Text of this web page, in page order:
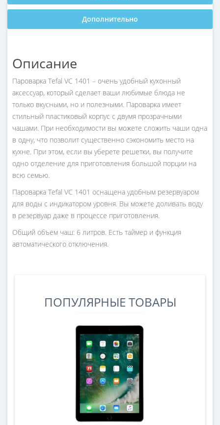
Дополнительно
Описание
Пароварка Tefal VC 1401 – очень удобный кухонный
аксессуар, который сделает ваши любимые блюда не
только вкусными, но и полезными. Пароварка имеет
стильный пластиковый корпус с двумя прозрачными
чашами. При необходимости вы можете сложить чаши одна
в одну, что позволит существенно сэкономить место на
кухне. При этом, если вы уберете решетки, вы получите
одно отделение для приготовления большой порции на
всю семью.
Пароварка Tefal VC 1401 оснащена удобным резервуаром
для воды с индикатором уровня. Вы можете доливать воду
в резервуар даже в процессе приготовления.
Общий объем чаш: 6 литров. Есть таймер и функция
автоматического отключения.
ПОПУЛЯРНЫЕ ТОВАРЫ